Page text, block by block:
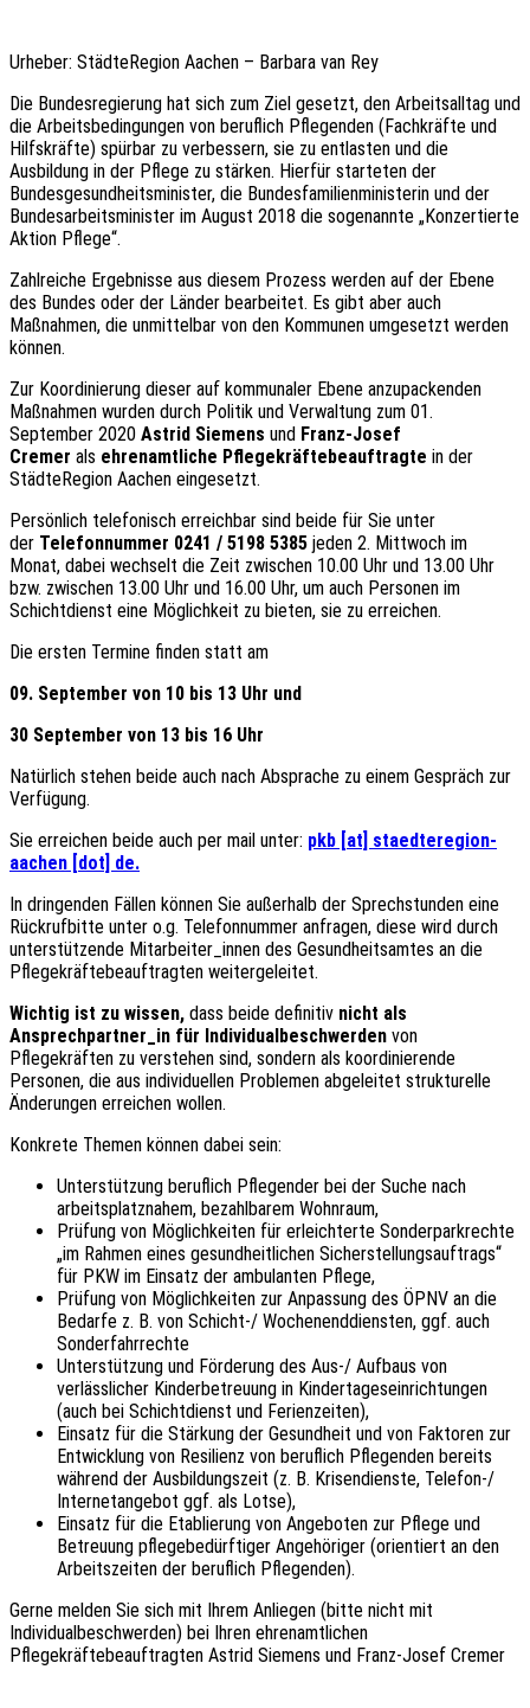
Urheber: StädteRegion Aachen – Barbara van Rey
Die Bundesregierung hat sich zum Ziel gesetzt, den Arbeitsalltag und
die Arbeitsbedingungen von beruflich Pflegenden (Fachkräfte und
Hilfskräfte) spürbar zu verbessern, sie zu entlasten und die
Ausbildung in der Pflege zu stärken. Hierfür starteten der
Bundesgesundheitsminister, die Bundesfamilienministerin und der
Bundesarbeitsminister im August 2018 die sogenannte „Konzertierte
Aktion Pflege“.
Zahlreiche Ergebnisse aus diesem Prozess werden auf der Ebene
des Bundes oder der Länder bearbeitet. Es gibt aber auch
Maßnahmen, die unmittelbar von den Kommunen umgesetzt werden
können.
Zur Koordinierung dieser auf kommunaler Ebene anzupackenden
Maßnahmen wurden durch Politik und Verwaltung zum 01.
September 2020 Astrid Siemens und Franz-Josef
Cremer als ehrenamtliche Pflegekräftebeauftragte in der
StädteRegion Aachen eingesetzt.
Persönlich telefonisch erreichbar sind beide für Sie unter
der Telefonnummer 0241 / 5198 5385 jeden 2. Mittwoch im
Monat, dabei wechselt die Zeit zwischen 10.00 Uhr und 13.00 Uhr
bzw. zwischen 13.00 Uhr und 16.00 Uhr, um auch Personen im
Schichtdienst eine Möglichkeit zu bieten, sie zu erreichen.
Die ersten Termine finden statt am
09. September von 10 bis 13 Uhr und
30 September von 13 bis 16 Uhr
Natürlich stehen beide auch nach Absprache zu einem Gespräch zur
Verfügung.
Sie erreichen beide auch per mail unter: pkb [at] staedteregion-
aachen [dot] de.
In dringenden Fällen können Sie außerhalb der Sprechstunden eine
Rückrufbitte unter o.g. Telefonnummer anfragen, diese wird durch
unterstützende Mitarbeiter_innen des Gesundheitsamtes an die
Pflegekräftebeauftragten weitergeleitet.
Wichtig ist zu wissen, dass beide definitiv nicht als
Ansprechpartner_in für Individualbeschwerden von
Pflegekräften zu verstehen sind, sondern als koordinierende
Personen, die aus individuellen Problemen abgeleitet strukturelle
Änderungen erreichen wollen.
Konkrete Themen können dabei sein:
Unterstützung beruflich Pflegender bei der Suche nach
arbeitsplatznahem, bezahlbarem Wohnraum,
Prüfung von Möglichkeiten für erleichterte Sonderparkrechte
„im Rahmen eines gesundheitlichen Sicherstellungsauftrags“
für PKW im Einsatz der ambulanten Pflege,
Prüfung von Möglichkeiten zur Anpassung des ÖPNV an die
Bedarfe z. B. von Schicht-/ Wochenenddiensten, ggf. auch
Sonderfahrrechte
Unterstützung und Förderung des Aus-/ Aufbaus von
verlässlicher Kinderbetreuung in Kindertageseinrichtungen
(auch bei Schichtdienst und Ferienzeiten),
Einsatz für die Stärkung der Gesundheit und von Faktoren zur
Entwicklung von Resilienz von beruflich Pflegenden bereits
während der Ausbildungszeit (z. B. Krisendienste, Telefon-/
Internetangebot ggf. als Lotse),
Einsatz für die Etablierung von Angeboten zur Pflege und
Betreuung pflegebedürftiger Angehöriger (orientiert an den
Arbeitszeiten der beruflich Pflegenden).
Gerne melden Sie sich mit Ihrem Anliegen (bitte nicht mit
Individualbeschwerden) bei Ihren ehrenamtlichen
Pflegekräftebeauftragten Astrid Siemens und Franz-Josef Cremer